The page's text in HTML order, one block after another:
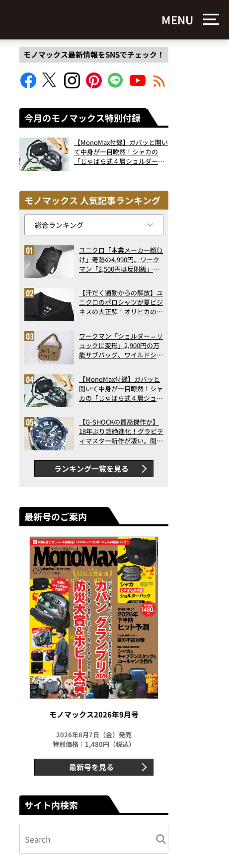
MENU
モノマックス最新情報をSNSでチェック！
今月のモノマックス特別付録
【MonoMax付録】ガバッと開い
て中身が一目瞭然！シャカの
「じゃばら式４層ショルダーバ
モノマックス 人気記事ランキング
ユニクロ「本業メーカー顔負
け」奇跡の4,990円、ワーク
マン「2,500円は反則級」凄
ト3】（2026年6月版）
【汗だく通勤からの解放】ユ
ニクロのポロシャツが夏ビジ
ネスの大正解！オリヒカの透
アの実力
ワークマン「ショルダー⇔リ
ュックに変形」2,900円の万
能サブバッグ、ワイルドシン
記事ランキングベスト3】
（2026年6月版）
【MonoMax付録】ガバッと
開いて中身が一目瞭然！シャ
カの「じゃばら式４層ショル
った！
【G-SHOCKの最高傑作か】
18年ぶり超絶進化！グラビテ
ィマスター新作が凄い。開発
新ムーブメントの衝撃
ランキング一覧を見る
最新号のご案内
モノマックス2026年9月号
2026年8月7日（金）発売
特別価格：1,480円（税込）
最新号を見る
サイト内検索